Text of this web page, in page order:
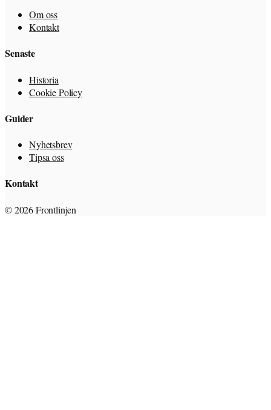
Om oss
Kontakt
Senaste
Historia
Cookie Policy
Guider
Nyhetsbrev
Tipsa oss
Kontakt
© 2026 Frontlinjen